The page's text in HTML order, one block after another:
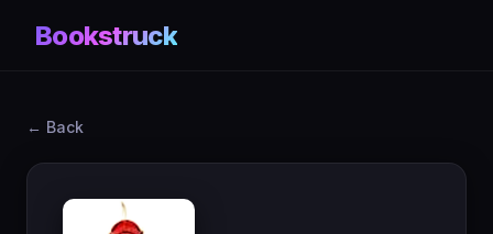
Bookstruck
← Back